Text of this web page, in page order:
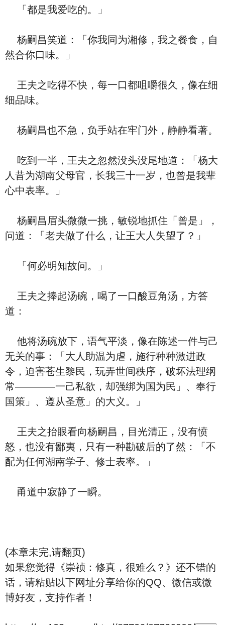
「都是我爱吃的。」
杨嗣昌笑道：「你我同为湘修，我之餐食，自
然合你口味。」
王夫之吃得不快，每一口都咀嚼很久，像在细
细品味。
杨嗣昌也不急，负手站在牢门外，静静看著。
吃到一半，王夫之忽然没头没尾地道：「杨大
人昔为湖南父母官，长我三十一岁，也曾是我辈
心中表率。」
杨嗣昌眉头微微一挑，敏锐地抓住「曾是」，
问道：「老夫做了什么，让王大人失望了？」
「何必明知故问。」
王夫之捧起汤碗，喝了一口酸豆角汤，方答
道：
他将汤碗放下，语气平淡，像在陈述一件与己
无关的事：「大人助温为虐，施行种种激进政
令，迫害苍生黎民，玩弄世间秩序，破坏法理纲
常————一己私欲，却强绑为国为民」、奉行
国策」、遵从圣意」的大义。」
王夫之抬眼看向杨嗣昌，目光清正，没有愤
怒，也没有鄙夷，只有一种勘破后的了然：「不
配为任何湖南学子、修士表率。」
甬道中寂静了一瞬。
(本章未完,请翻页)
如果您觉得《崇祯：修真，很难么？》还不错的
话，请粘贴以下网址分享给你的QQ、微信或微
博好友，支持作者！